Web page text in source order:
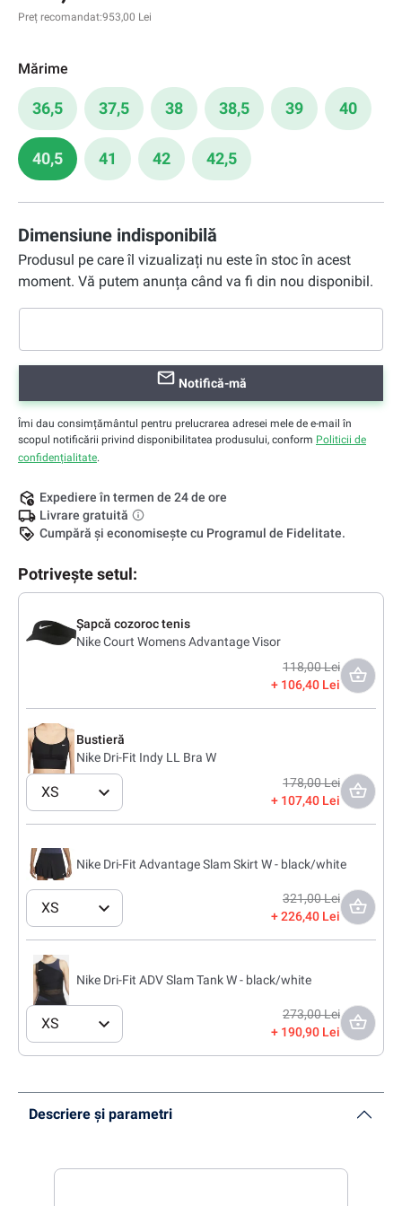
Preț recomandat:953,00 Lei
Mărime
36,5 37,5 38 38,5 39 40
40,5 41 42 42,5
Dimensiune indisponibilă
Produsul pe care îl vizualizați nu este în stoc în acest
moment. Vă putem anunța când va fi din nou disponibil.
Notifică-mă
Îmi dau consimțământul pentru prelucrarea adresei mele de e-mail în
scopul notificării privind disponibilitatea produsului, conform Politicii de
confidențialitate.
Expediere în termen de 24 de ore
Livrare gratuită
Cumpără și economisește cu Programul de Fidelitate.
Potrivește setul:
Șapcă cozoroc tenis
Nike Court Womens Advantage Visor
118,00 Lei
106,40 Lei
Bustieră
Nike Dri-Fit Indy LL Bra W
XS
178,00 Lei
107,40 Lei
Nike Dri-Fit Advantage Slam Skirt W - black/white
XS
321,00 Lei
226,40 Lei
Nike Dri-Fit ADV Slam Tank W - black/white
XS
273,00 Lei
190,90 Lei
Descriere și parametri